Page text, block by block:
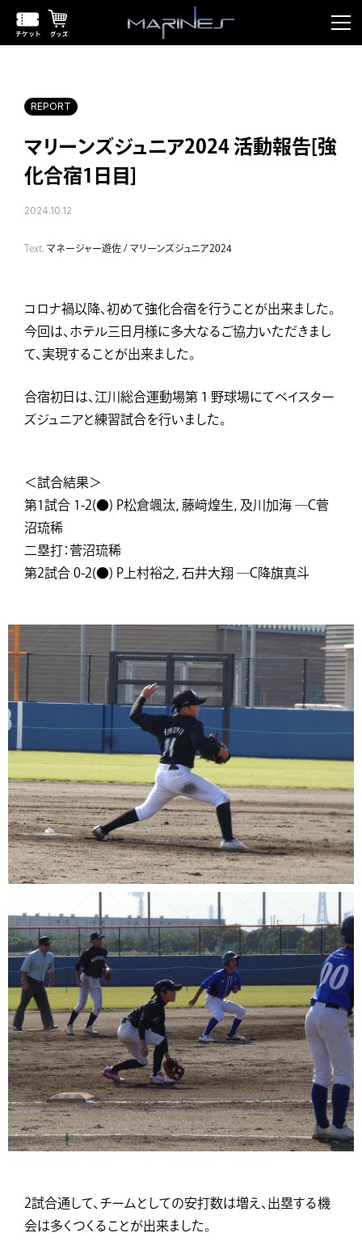
REPORT
マリーンズジュニア2024 活動報告[強
化合宿1日目]
2024.10.12
Text. マネージャー遊佐 / マリーンズジュニア2024
コロナ禍以降、初めて強化合宿を行うことが出来ました。
今回は、ホテル三日月様に多大なるご協力いただきまし
て、実現することが出来ました。
合宿初日は、江川総合運動場第１野球場にてベイスター
ズジュニアと練習試合を行いました。
＜試合結果＞
第1試合 1-2(●) P松倉颯汰，藤﨑煌生，及川加海 ―C菅
沼琉稀
二塁打：菅沼琉稀
第2試合 0-2(●) P上村裕之，石井大翔 ―C降旗真斗
2試合通して、チームとしての安打数は増え、出塁する機
会は多くつくることが出来ました。